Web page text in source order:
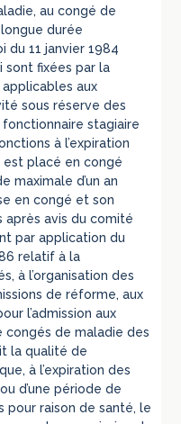
au congé de
durée
du 11 janvier 1984
sont fixées par la
aux
sous réserve des
fonctionnaire stagiaire
à l’expiration
est placé en congé
maximale d’un an
en congé et son
avis du comité
par application du
relatif à la
à l’organisation des
de réforme, aux
l’admission aux
congés de maladie des
la qualité de
à l’expiration des
d’une période de
pour raison de santé, le